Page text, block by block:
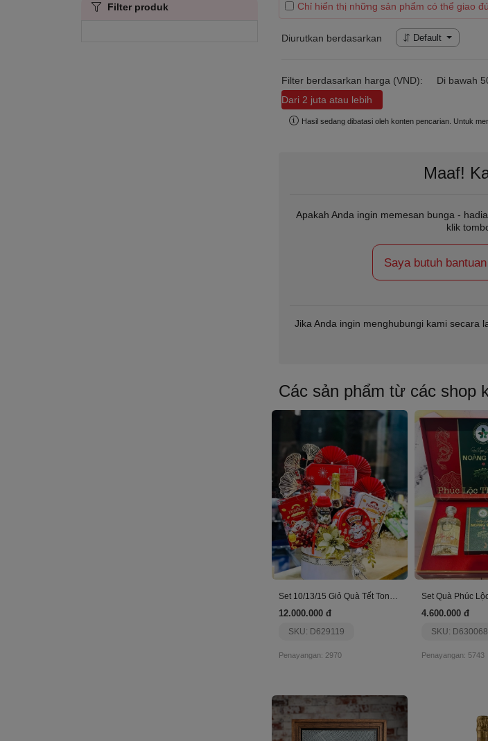
Filter produk Chỉ hiển thị những sản phẩm có thể giao
Diurutkan berdasarkan Default
Filter berdasarkan harga (VND): Di bawah
Dari 2 juta atau lebih
Hasil sedang dibatasi oleh konten pencarian. Untuk
Maaf!
Apakah Anda ingin memesan bunga -
klik
Saya butuh
Jika Anda ingin menghubungi kami secara
Các sản phẩm từ các shop
Set 10/13/15 Giỏ Quà Tết Tone Đỏ
12.000.000 đ
SKU: D629119
Penayangan: 2970
Set Quà Phúc
4.600.000 đ
SKU: D630068
Penayangan: 5743